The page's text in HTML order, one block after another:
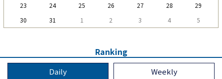
23
24 25 26 27 28
29
30
31 1 2 3 4 5
Ranking
Daily Weekly